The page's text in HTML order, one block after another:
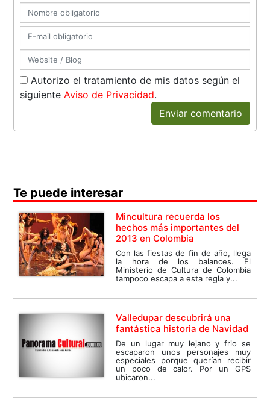
Autorizo el tratamiento de mis datos según el
siguiente Aviso de Privacidad.
Enviar comentario
Te puede interesar
Mincultura recuerda los
hechos más importantes del
2013 en Colombia
Con las fiestas de fin de año, llega
la hora de los balances. El
Ministerio de Cultura de Colombia
tampoco escapa a esta regla y...
Valledupar descubrirá una
fantástica historia de Navidad
De un lugar muy lejano y frio se
escaparon unos personajes muy
especiales porque querían recibir
un poco de calor. Por un GPS
ubicaron...